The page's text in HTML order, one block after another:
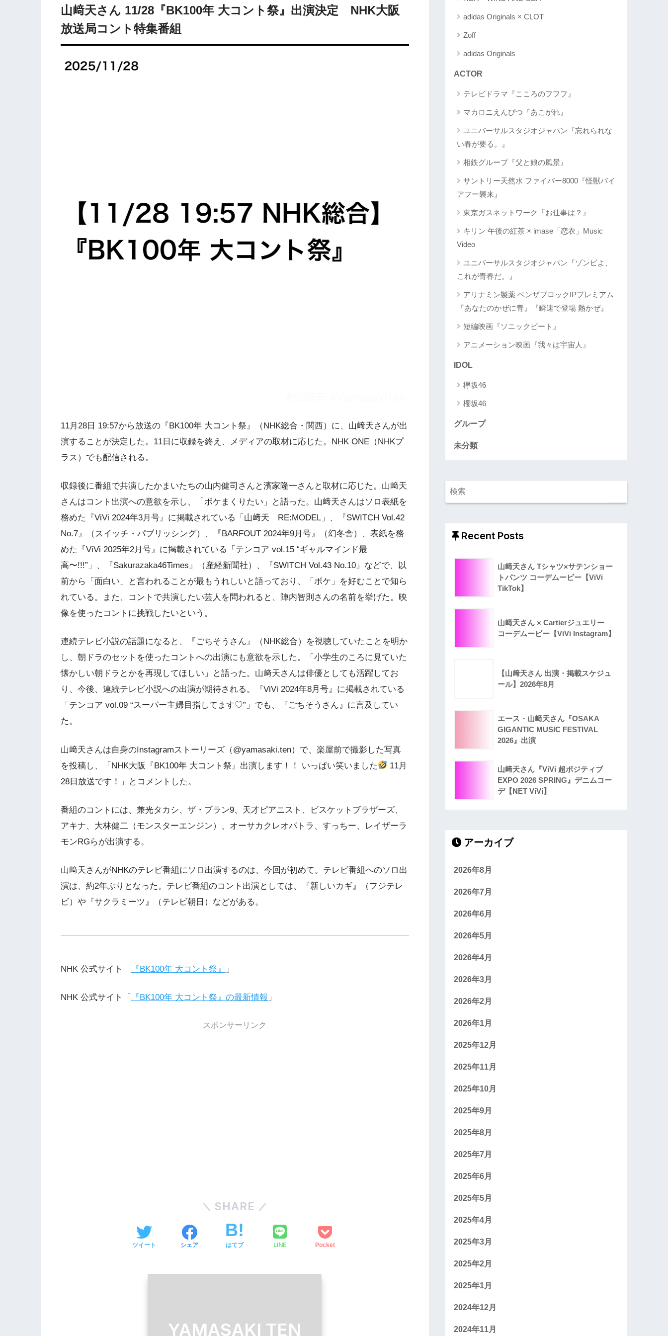
山﨑天さん 11/28『BK100年 大コント祭』出演決定 NHK大阪
放送局コント特集番組
11月28日 19:57から放送の『BK100年 大コント祭』（NHK総合・関西）に、山﨑天さんが出
演することが決定した。11日に収録を終え、メディアの取材に応じた。NHK ONE（NHKプ
ラス）でも配信される。
収録後に番組で共演したかまいたちの山内健司さんと濱家隆一さんと取材に応じた。山﨑天
さんはコント出演への意欲を示し、「ボケまくりたい」と語った。山﨑天さんはソロ表紙を
務めた『ViVi 2024年3月号』に掲載されている「山﨑天 RE:MODEL」、『SWITCH Vol.42
No.7』（スイッチ・パブリッシング）、『BARFOUT 2024年9月号』（幻冬舎）、表紙を務
めた『ViVi 2025年2月号』に掲載されている「テンコア vol.15 “ギャルマインド最
高〜!!!”」、『Sakurazaka46Times』（産経新聞社）、『SWITCH Vol.43 No.10』などで、以
前から「面白い」と言われることが最もうれしいと語っており、「ボケ」を好むことで知ら
れている。また、コントで共演したい芸人を問われると、陣内智則さんの名前を挙げた。映
像を使ったコントに挑戦したいという。
連続テレビ小説の話題になると、『ごちそうさん』（NHK総合）を視聴していたことを明か
し、朝ドラのセットを使ったコントへの出演にも意欲を示した。「小学生のころに見ていた
懐かしい朝ドラとかを再現してほしい」と語った。山﨑天さんは俳優としても活躍してお
り、今後、連続テレビ小説への出演が期待される。『ViVi 2024年8月号』に掲載されている
「テンコア vol.09 “スーパー主婦目指してます♡”」でも、『ごちそうさん』に言及してい
た。
山﨑天さんは自身のInstagramストーリーズ（@yamasaki.ten）で、楽屋前で撮影した写真
を投稿し、「NHK大阪『BK100年 大コント祭』出演します！！ いっぱい笑いました
11月
28日放送です！」とコメントした。
番組のコントには、兼光タカシ、ザ・プラン9、天才ピアニスト、ビスケットブラザーズ、
アキナ、大林健二（モンスターエンジン）、オーサカクレオパトラ、すっちー、レイザーラ
モンRGらが出演する。
山﨑天さんがNHKのテレビ番組にソロ出演するのは、今回が初めて。テレビ番組へのソロ出
演は、約2年ぶりとなった。テレビ番組のコント出演としては、『新しいカギ』（フジテレ
ビ）や『サクラミーツ』（テレビ朝日）などがある。
NHK 公式サイト「 『BK100年 大コント祭』 」
NHK 公式サイト「 『BK100年 大コント祭』の最新情報 」
スポンサーリンク
SHARE
ツイート シェア はてブ LINE Pocket
YAMASAKI TEN
adidas Originals × CLOT
Zoff
adidas Originals
ACTOR
テレビドラマ『こころのフフフ』
マカロニえんぴつ『あこがれ』
ユニバーサルスタジオジャパン『忘れられな
い春が要る。』
相鉄グループ『父と娘の風景』
サントリー天然水 ファイバー8000『怪獣バイ
アフー襲来』
東京ガスネットワーク『お仕事は？』
キリン 午後の紅茶 × imase「恋衣」Music
Video
ユニバーサルスタジオジャパン『ゾンビよ、
これが青春だ。』
アリナミン製薬 ベンザブロックIPプレミアム
『あなたのかぜに青』『瞬速で登場 熱かぜ』
短編映画『ソニックビート』
アニメーション映画『我々は宇宙人』
IDOL
欅坂46
櫻坂46
グループ
未分類
Recent Posts
山﨑天さん Tシャツ×サテンショー
トパンツ コーデムービー【ViVi
TikTok】
山﨑天さん × Cartierジュエリー
コーデムービー【ViVi Instagram】
【山﨑天さん 出演・掲載スケジュ
ール】2026年8月
エース・山﨑天さん『OSAKA
GIGANTIC MUSIC FESTIVAL
2026』出演
山﨑天さん『ViVi 超ポジティブ
EXPO 2026 SPRING』デニムコー
デ【NET ViVi】
アーカイブ
2026年8月
2026年7月
2026年6月
2026年5月
2026年4月
2026年3月
2026年2月
2026年1月
2025年12月
2025年11月
2025年10月
2025年9月
2025年8月
2025年7月
2025年6月
2025年5月
2025年4月
2025年3月
2025年2月
2025年1月
2024年12月
2024年11月